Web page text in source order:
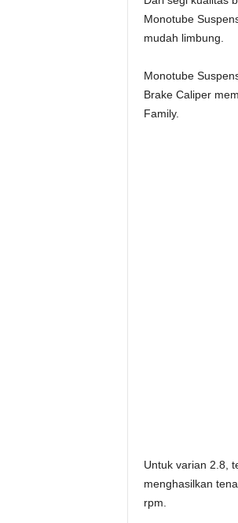
Monotube
mudah limbung.
Monotube
Brake Caliper
Family.
Untuk varian 2.8,
menghasilkan
rpm.